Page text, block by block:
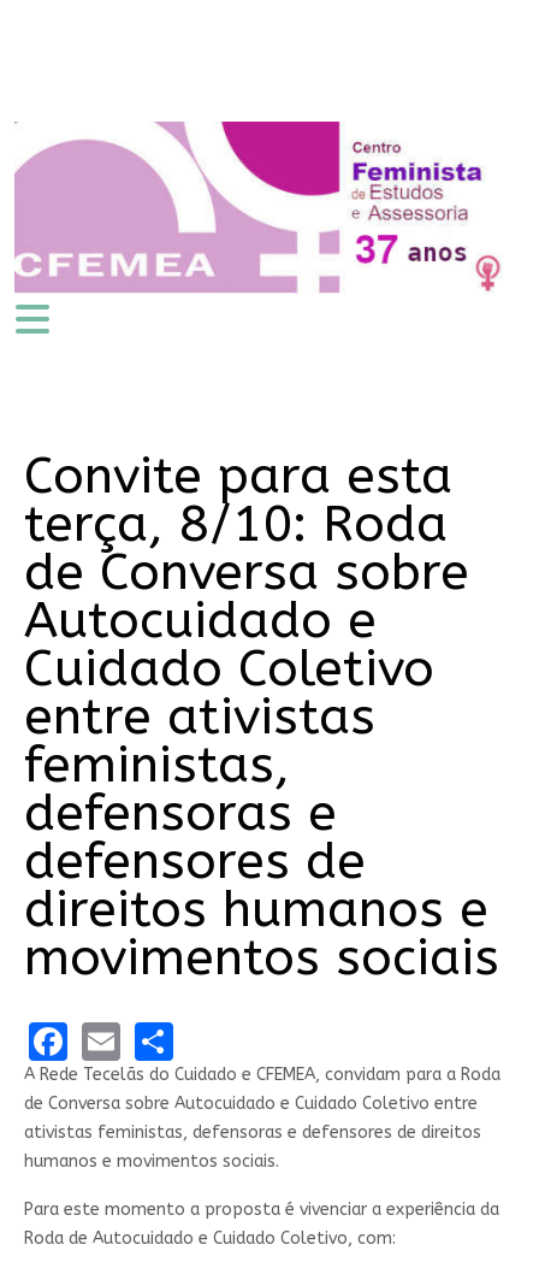
Convite para esta
terça, 8/10: Roda
de Conversa sobre
Autocuidado e
Cuidado Coletivo
entre ativistas
feministas,
defensoras e
defensores de
direitos humanos e
movimentos sociais
Facebook
EmailShare
A Rede Tecelãs do Cuidado e CFEMEA, convidam para a Roda
de Conversa sobre Autocuidado e Cuidado Coletivo entre
ativistas feministas, defensoras e defensores de direitos
humanos e movimentos sociais.
Para este momento a proposta é vivenciar a experiência da
Roda de Autocuidado e Cuidado Coletivo, com: